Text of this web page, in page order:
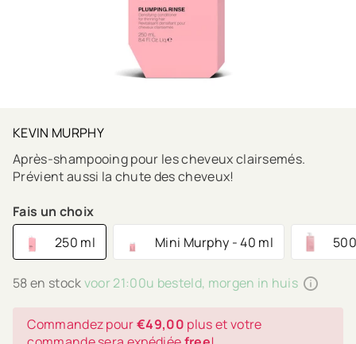
KEVIN MURPHY
Après-shampooing pour les cheveux clairsemés.
Prévient aussi la chute des cheveux!
Fais un choix
250 ml
Mini Murphy - 40 ml
58 en stockvoor 21:00u besteld, morgen in huis
Commandez pour€49,00 plus et votre